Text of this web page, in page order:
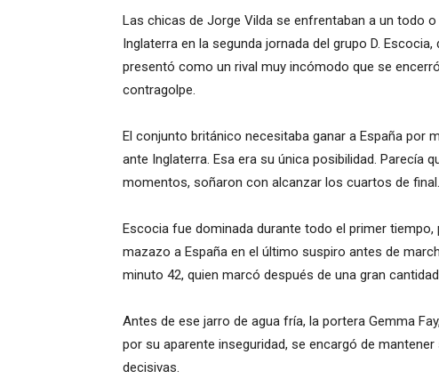
Las chicas de Jorge Vilda se enfrentaban a un todo
Inglaterra en la segunda jornada del grupo D.
presentó como un rival muy incómodo que se
contragolpe.
El conjunto británico necesitaba ganar a España por
ante Inglaterra. Esa era su única posibilidad. Parecía
momentos, soñaron con alcanzar los cuartos de final.
Escocia fue dominada durante todo el primer
mazazo a España en el último suspiro antes de
minuto 42, quien marcó después de una gran
Antes de ese jarro de agua fría, la portera Gemma
por su aparente inseguridad, se encargó de
decisivas.